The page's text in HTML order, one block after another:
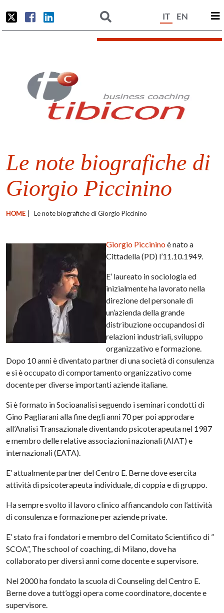
IT EN
Le note biografiche di
Giorgio Piccinino
HOME Le note biografiche di Giorgio Piccinino
Giorgio Piccininoè nato a
Cittadella (PD) l’11.10.1949.
E’ laureato in sociologia ed
inizialmente ha lavorato nella
direzione del personale di
un’azienda della grande
distribuzione occupandosi di
relazioni industriali, sviluppo
organizzativo e formazione.
Dopo 10 anni è diventato partner di una società di consulenza
e si è occupato di comportamento organizzativo come
docente per diverse importanti aziende italiane.
Si è formato in Socioanalisi seguendo i seminari condotti di
Gino Pagliarani alla fine degli anni 70 per poi approdare
all’Analisi Transazionale diventando psicoterapeuta nel 1987
e membro delle relative associazioni nazionali (AIAT) e
internazionali (EATA).
E’ attualmente partner del Centro E. Berne dove esercita
attività di psicoterapeuta individuale, di coppia e di gruppo.
Ha sempre svolto il lavoro clinico affiancandolo con l’attività
di consulenza e formazione per aziende private.
E’ stato fra i fondatori e membro del Comitato Scientifico di ”
SCOA”, The school of coaching, di Milano, dove ha
collaborato per diversi anni come docente e supervisore.
Nel 2000 ha fondato la scuola di Counseling del Centro E.
Berne dove a tutt’oggi opera come coordinatore, docente e
supervisore.